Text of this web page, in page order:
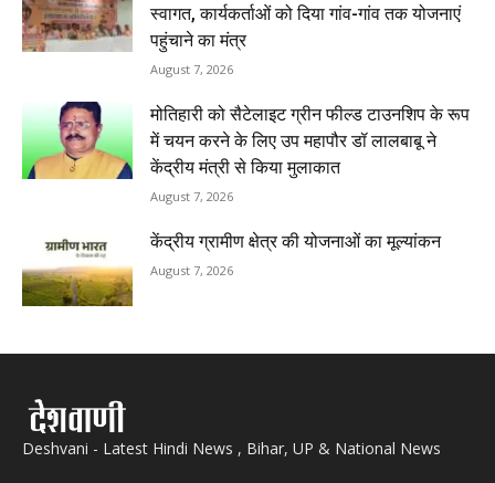
स्वागत, कार्यकर्ताओं को दिया गांव-गांव तक योजनाएं
पहुंचाने का मंत्र
August 7, 2026
मोतिहारी को सैटेलाइट ग्रीन फील्ड टाउनशिप के रूप
में चयन करने के लिए उप महापौर डॉ लालबाबू ने
केंद्रीय मंत्री से किया मुलाकात
August 7, 2026
केंद्रीय ग्रामीण क्षेत्र की योजनाओं का मूल्यांकन
August 7, 2026
Deshvani - Latest Hindi News , Bihar, UP & National News